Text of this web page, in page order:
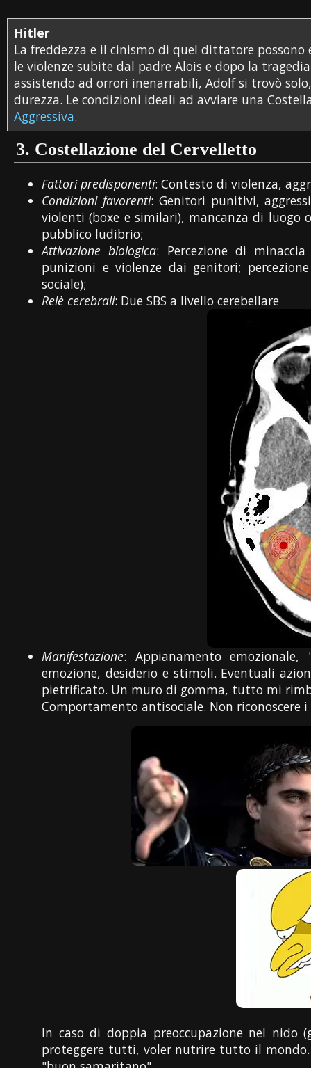
Hitler
La freddezza e il cinismo di quel dittatore possono
le violenze subite dal padre Alois e dopo la
assistendo ad orrori inenarrabili, Adolf si trovò
durezza. Le condizioni ideali ad avviare una
Aggressiva.
3. Costellazione del Cervelletto
Fattori predisponenti: Contesto di violenza,
Condizioni favorenti: Genitori punitivi,
violenti (boxe e similari), mancanza di luogo
pubblico ludibrio;
Attivazione biologica: Percezione di
punizioni e violenze dai genitori;
sociale);
Relè cerebrali: Due SBS a livello cerebellare
Manifestazione: Appianamento emozionale,
emozione, desiderio e stimoli. Eventuali
pietrificato. Un muro di gomma, tutto mi
Comportamento antisociale. Non
In caso di doppia preoccupazione nel nido
proteggere tutti, voler nutrire tutto il mondo.